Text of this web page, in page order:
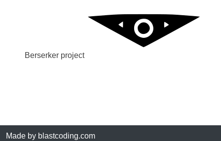
Berserker project
Made by blastcoding.com